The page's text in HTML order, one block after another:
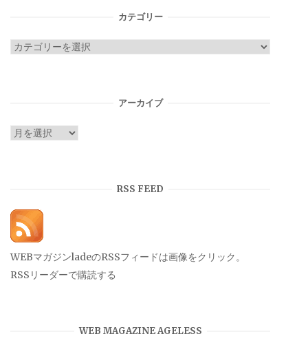
カテゴリー
カ
アーカイブ
ア
RSS FEED
WEBマガジンladeのRSSフィードは画像をクリック。
RSSリーダーで購読する
WEB MAGAZINE AGELESS